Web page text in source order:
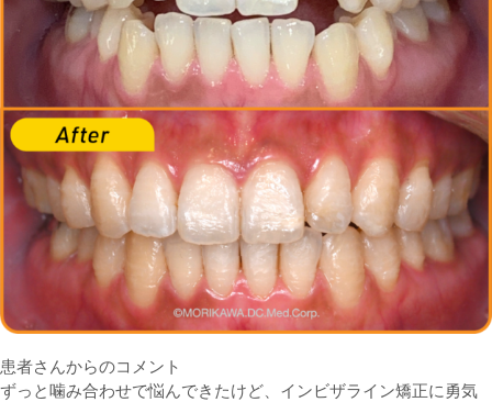
患者さんからのコメント
ずっと噛み合わせで悩んできたけど、インビザライン矯正に勇気